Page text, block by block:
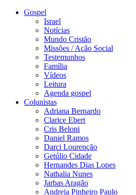
Gospel
Israel
Notícias
Mundo Cristão
Missões / Ação Social
Testemunhos
Família
Vídeos
Leitura
Agenda gospel
Colunistas
Adriana Bernardo
Clarice Ebert
Cris Beloni
Daniel Ramos
Darci Lourenção
Getúlio Cidade
Hernandes Dias Lopes
Nathalia Nunes
Jarbas Aragão
Andreia Pinheiro Paulo